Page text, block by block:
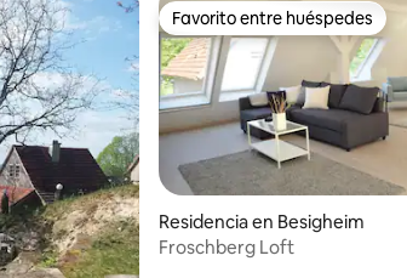
Favorito entre huéspedes
Favorito entre huéspedes
Residencia en Besigheim
Froschberg Loft